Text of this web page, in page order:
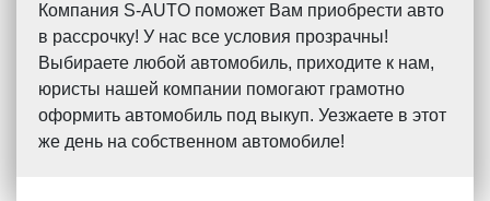
Компания S-AUTO поможет Вам приобрести авто
в рассрочку! У нас все условия прозрачны!
Выбираете любой автомобиль, приходите к нам,
юристы нашей компании помогают грамотно
оформить автомобиль под выкуп. Уезжаете в этот
же день на собственном автомобиле!